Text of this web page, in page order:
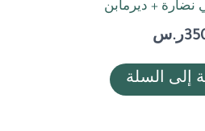
نضارة + ديرمابن
ر.س
إلى السلة